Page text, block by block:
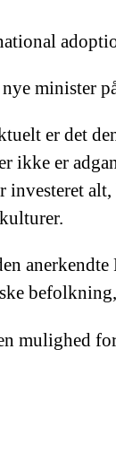
minister
er det
ikke er
mulighed